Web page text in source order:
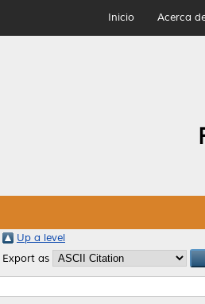
Inicio Acerca
Up a level
Export as